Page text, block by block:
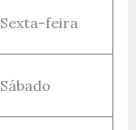
Sexta-feira
Sábado